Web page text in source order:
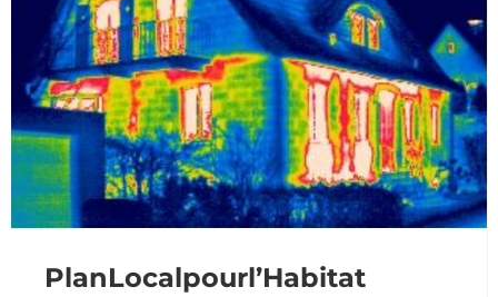
PlanLocalpourl’Habitat